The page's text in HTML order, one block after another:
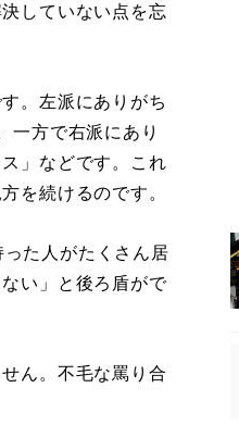
していない点を忘
。左派にありがち
方で右派にあり
」などです。これ
を続けるのです。
た人がたくさん居
い」と後ろ盾がで
ん。不毛な罵り合